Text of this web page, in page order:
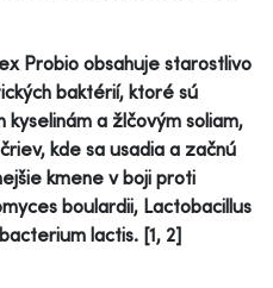
Probio obsahuje starostlivo
baktérií, ktoré sú
a žlčovým soliam,
kde sa usadia a začnú
kmene v boji proti
boulardii, Lactobacillus
lactis. [1, 2]